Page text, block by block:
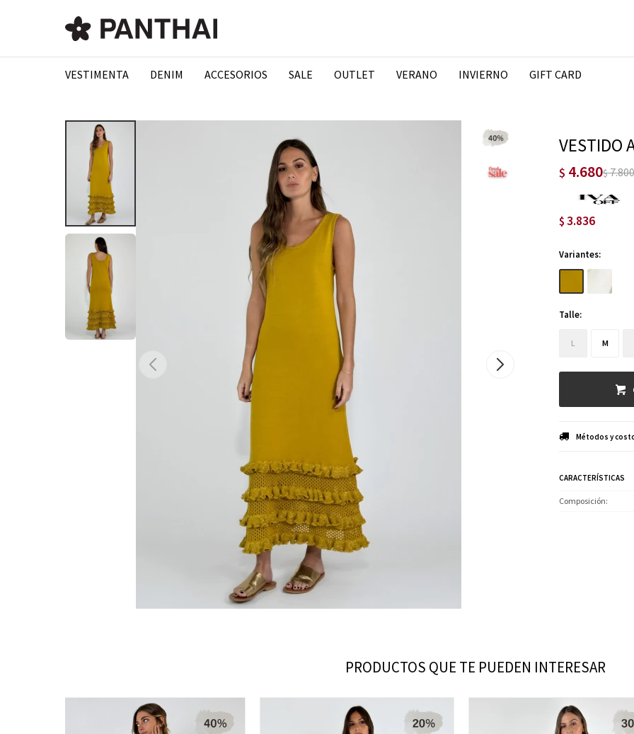
VESTIMENTA DENIM ACCESORIOS SALE OUTLET VERANO INVIERNO GIFT CARD
VESTIDO
$ 4.680$7.800
$ 3.836
Variantes:
Talle:
L M
Métodos y
CARACTERÍSTICAS
Composición
PRODUCTOS QUE TE PUEDEN INTERESAR